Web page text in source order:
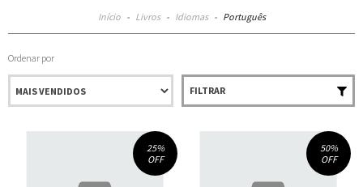
Início - Livros - Idiomas - Português
Ordenar por
FILTRAR
25%
OFF
50%
OFF